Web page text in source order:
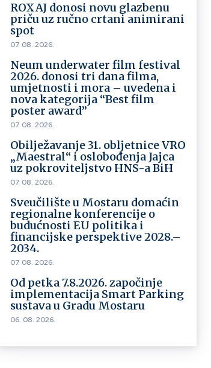
ROXAJ donosi novu glazbenu
priču uz ručno crtani animirani
spot
07. 08. 2026.
Neum underwater film festival
2026. donosi tri dana filma,
umjetnosti i mora – uvedena i
nova kategorija “Best film
poster award”
07. 08. 2026.
Obilježavanje 31. obljetnice VRO
„Maestral“ i oslobođenja Jajca
uz pokroviteljstvo HNS-a BiH
07. 08. 2026.
Sveučilište u Mostaru domaćin
regionalne konferencije o
budućnosti EU politika i
financijske perspektive 2028.–
2034.
07. 08. 2026.
Od petka 7.8.2026. započinje
implementacija Smart Parking
sustava u Gradu Mostaru
06. 08. 2026.